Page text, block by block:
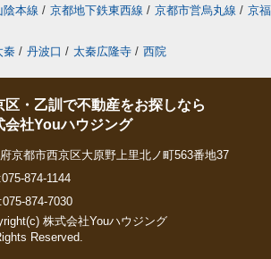
陰本線 / 京都地下鉄東西線 / 京都市営烏丸線 / 京
秦 / 丹波口 / 太秦広隆寺 / 西院
区・乙訓で不動産をお探しなら
会社Youハウジング
京都市西京区大原野上里北ノ町563番地37
874-1144
874-7030
株式会社Youハウジング
Reserved.